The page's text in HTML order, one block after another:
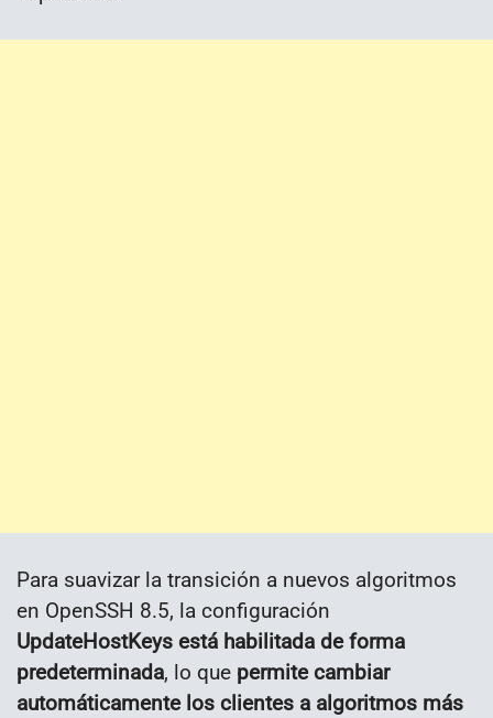
Para suavizar la transición a nuevos algoritmos
en OpenSSH 8.5, la configuración
UpdateHostKeys está habilitada de forma
predeterminada, lo que permite cambiar
automáticamente los clientes a algoritmos más